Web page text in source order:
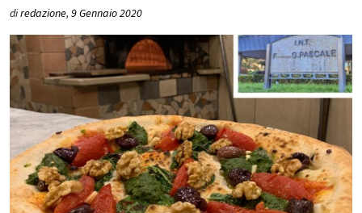
diredazione, 9 Gennaio 2020